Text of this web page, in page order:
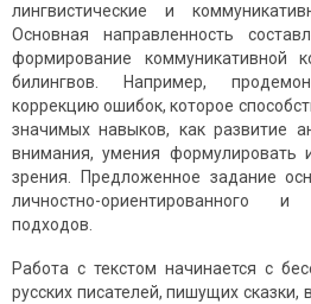
лингвистические и
Основная направленность
формирование коммуникативной
билингвов. Например,
коррекцию ошибок, которое
значимых навыков, как развитие
внимания, умения формулировать
зрения. Предложенное задание
личностно-ориентированного и
подходов.
Работа с текстом начинается с
русских писателей, пишущих сказки,